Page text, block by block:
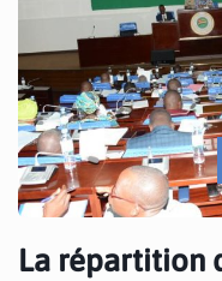
La répartition